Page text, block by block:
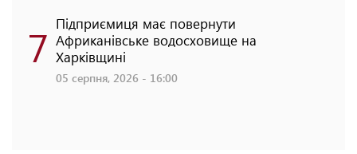
7 Підприємиця має повернути
Африканівське водосховище на
Харківщині
05 серпня, 2026 - 16:00